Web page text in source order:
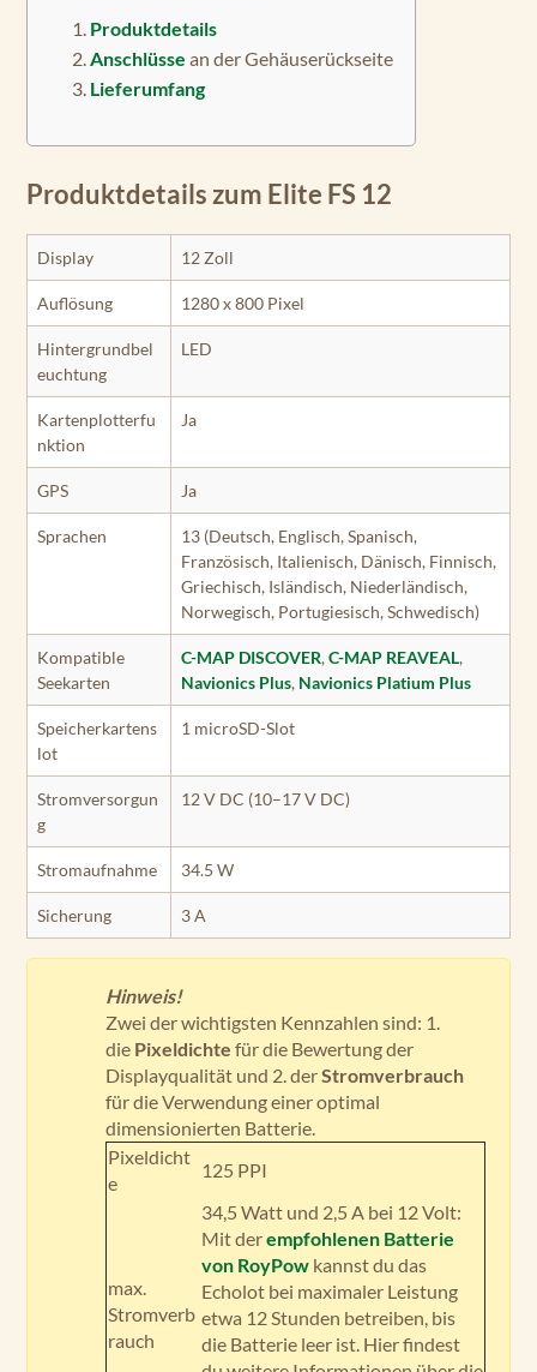
Produktdetails
Anschlüsse an der Gehäuserückseite
Lieferumfang
Produktdetails zum Elite FS 12
Display 12 Zoll
Auflösung 1280 x 800 Pixel
Hintergrundbel
euchtung
LED
Kartenplotterfu
nktion
Ja
GPS Ja
Sprachen
13 (Deutsch, Englisch, Spanisch,
Französisch, Italienisch, Dänisch, Finnisch,
Griechisch, Isländisch, Niederländisch,
Norwegisch, Portugiesisch, Schwedisch)
Kompatible
Seekarten
C-MAP DISCOVER,C-MAP REAVEAL,
Navionics Plus, Navionics Platium Plus
Speicherkartens
lot
1 microSD-Slot
Stromversorgun
g
12 V DC (10–17 V DC)
Stromaufnahme 34.5 W
Sicherung 3 A
Hinweis!
Zwei der wichtigsten Kennzahlen sind: 1.
die Pixeldichte für die Bewertung der
Displayqualität und 2. derStromverbrauch
für die Verwendung einer optimal
dimensionierten Batterie.
Pixeldicht
e
125 PPI
max.
Stromverb
rauch
34,5 Watt und 2,5 A bei 12 Volt:
Mit derempfohlenen Batterie
von RoyPow kannst du das
Echolot bei maximaler Leistung
etwa 12 Stunden betreiben, bis
die Batterie leer ist. Hier findest